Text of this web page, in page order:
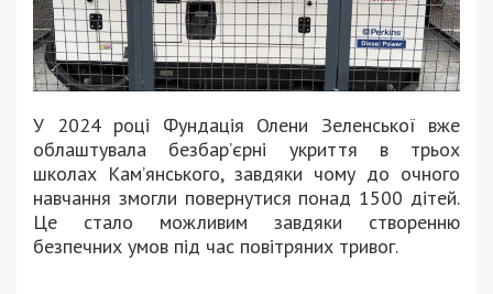
У 2024 році Фундація Олени Зеленської вже
облаштувала безбар’єрні укриття в трьох
школах Кам’янського, завдяки чому до очного
навчання змогли повернутися понад 1500 дітей.
Це стало можливим завдяки створенню
безпечних умов під час повітряних тривог.